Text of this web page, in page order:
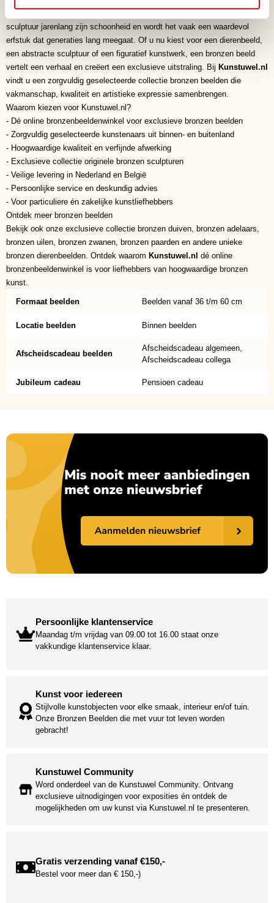
ruimte. Dankzij de duurzame eigenschappen van brons behoudt een
sculptuur jarenlang zijn schoonheid en wordt het vaak een waardevol
erfstuk dat generaties lang meegaat. Of u nu kiest voor een dierenbeeld,
een abstracte sculptuur of een figuratief kunstwerk, een bronzen beeld
vertelt een verhaal en creëert een exclusieve uitstraling. Bij Kunstuwel.nl
vindt u een zorgvuldig geselecteerde collectie bronzen beelden die
vakmanschap, kwaliteit en artistieke expressie samenbrengen.
Waarom kiezen voor Kunstuwel.nl?
- Dé online bronzenbeeldenwinkel voor exclusieve bronzen beelden
- Zorgvuldig geselecteerde kunstenaars uit binnen- en buitenland
- Hoogwaardige kwaliteit en verfijnde afwerking
- Exclusieve collectie originele bronzen sculpturen
- Veilige levering in Nederland en België
- Persoonlijke service en deskundig advies
- Voor particuliere én zakelijke kunstliefhebbers
Ontdek meer bronzen beelden
Bekijk ook onze exclusieve collectie bronzen duiven, bronzen adelaars,
bronzen uilen, bronzen zwanen, bronzen paarden en andere unieke
bronzen dierenbeelden. Ontdek waarom Kunstuwel.nl dé online
bronzenbeeldenwinkel is voor liefhebbers van hoogwaardige bronzen
kunst.
Formaat beelden Beelden vanaf 36 t/m 60 cm
Locatie beelden Binnen beelden
Afscheidscadeau beelden
Afscheidscadeau algemeen,
Afscheidscadeau collega
Jubileum cadeau Pensioen cadeau
Persoonlijke klantenservice
Maandag t/m vrijdag van 09.00 tot 16.00 staat onze
vakkundige klantenservice klaar.
Kunst voor iedereen
Stijlvolle kunstobjecten voor elke smaak, interieur en/of tuin.
Onze Bronzen Beelden die met vuur tot leven worden
gebracht!
Kunstuwel Community
Word onderdeel van de Kunstuwel Community. Ontvang
exclusieve uitnodigingen voor exposities én ontdek de
mogelijkheden om uw kunst via Kunstuwel.nl te presenteren.
Gratis verzending vanaf €150,-
Bestel voor meer dan € 150,-)